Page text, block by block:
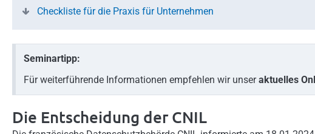
Checkliste für die Praxis für Unternehmen
Seminartipp:
Für weiterführende Informationen empfehlen wir unseraktuelles
Die Entscheidung der CNIL